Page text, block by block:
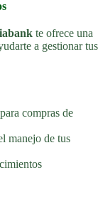
te ofrece una
a gestionar tus
compras de
manejo de tus